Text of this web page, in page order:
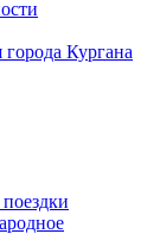
Кургана